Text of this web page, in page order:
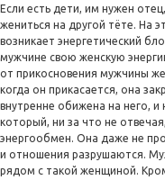
Если есть дети, им нужен
жениться на другой тёте. На
возникает энергетический
мужчине свою женскую
от прикосновения мужчины
когда он прикасается, она
внутренне обижена на него, и
который, ни за что не
энергообмен. Она даже не
и отношения разрушаются.
рядом с такой женщиной.